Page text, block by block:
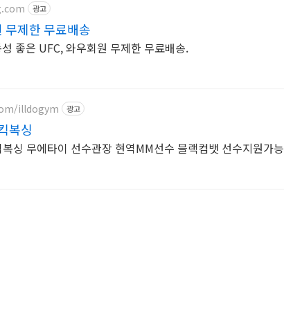
광고
무제한 무료배송
좋은 UFC, 와우회원 무제한 무료배송.
illdogym 광고
복싱
주짓수블랙벨트 전)킥복싱 무에타이 선수관장 현역MM선수 블랙컴뱃 선수지원가능